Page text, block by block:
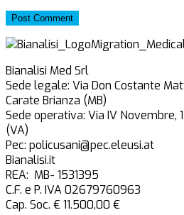
Post Comment
Bianalisi Med Srl
Sede legale: Via Don Costante
Carate Brianza (MB)
Sede operativa: Via IV Novembre,
(VA)
Pec: policusani@pec.eleusi.at
Bianalisi.it
REA: MB- 1531395
C.F. e P. IVA 02679760963
Cap. Soc. € 11.500,00 €